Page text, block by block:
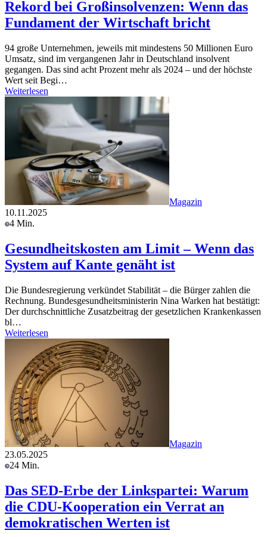
Rekord bei Großinsolvenzen: Wenn das
Fundament der Wirtschaft bricht
94 große Unternehmen, jeweils mit mindestens 50 Millionen Euro
Umsatz, sind im vergangenen Jahr in Deutschland insolvent
gegangen. Das sind acht Prozent mehr als 2024 – und der höchste
Wert seit Begi…
Weiterlesen
Magazin
10.11.2025
4 Min.
Gesundheitskosten am Limit – Wenn das
System auf Kante genäht ist
Die Bundesregierung verkündet Stabilität – die Bürger zahlen die
Rechnung. Bundesgesundheitsministerin Nina Warken hat bestätigt:
Der durchschnittliche Zusatzbeitrag der gesetzlichen Krankenkassen
bl…
Weiterlesen
Magazin
23.05.2025
24 Min.
Das SED-Erbe der Linkspartei: Warum
die CDU-Kooperation ein Verrat an
demokratischen Werten ist